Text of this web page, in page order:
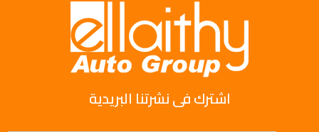
اشترك فى نشرتنا البريدية